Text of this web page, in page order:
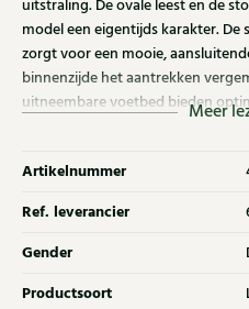
uitstraling. De ovale leest en de
model een eigentijds karakter.
zorgt voor een mooie,
binnenzijde het aantrekken
uitneembare voetbed bieden
Meer
Artikelnummer
Ref. leverancier
Gender
Productsoort